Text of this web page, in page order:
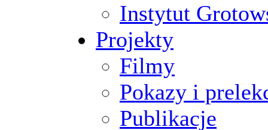
Instytut
Projekty
Filmy
Pokazy i
Publikacje